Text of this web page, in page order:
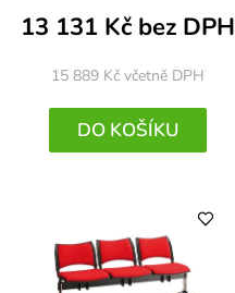
13 131 Kč bez DPH
15 889 Kč včetně DPH
DO KOŠÍKU